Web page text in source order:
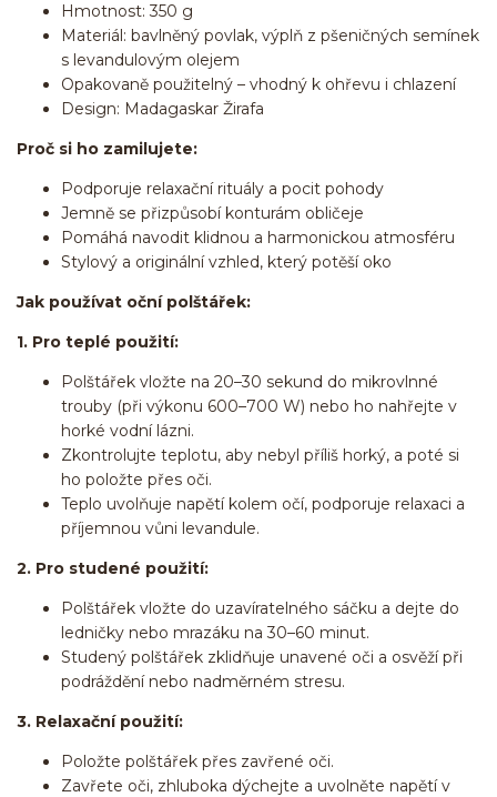
Hmotnost: 350 g
Materiál: bavlněný povlak, výplň z pšeničných semínek
s levandulovým olejem
Opakovaně použitelný – vhodný k ohřevu i chlazení
Design: Madagaskar Žirafa
Proč si ho zamilujete:
Podporuje relaxační rituály a pocit pohody
Jemně se přizpůsobí konturám obličeje
Pomáhá navodit klidnou a harmonickou atmosféru
Stylový a originální vzhled, který potěší oko
Jak používat oční polštářek:
1. Pro teplé použití:
Polštářek vložte na 20–30 sekund do mikrovlnné
trouby (při výkonu 600–700 W) nebo ho nahřejte v
horké vodní lázni.
Zkontrolujte teplotu, aby nebyl příliš horký, a poté si
ho položte přes oči.
Teplo uvolňuje napětí kolem očí, podporuje relaxaci a
příjemnou vůni levandule.
2. Pro studené použití:
Polštářek vložte do uzavíratelného sáčku a dejte do
ledničky nebo mrazáku na 30–60 minut.
Studený polštářek zklidňuje unavené oči a osvěží při
podráždění nebo nadměrném stresu.
3. Relaxační použití:
Položte polštářek přes zavřené oči.
Zavřete oči, zhluboka dýchejte a uvolněte napětí v